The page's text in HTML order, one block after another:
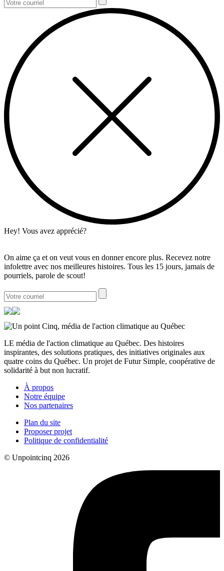
Hey! Vous avez apprécié?
On aime ça et on veut vous en donner encore plus. Recevez notre
infolettre avec nos meilleures histoires. Tous les 15 jours, jamais de
pourriels, parole de scout!
LE média de l'action climatique au Québec. Des histoires
inspirantes, des solutions pratiques, des initiatives originales aux
quatre coins du Québec. Un projet de Futur Simple, coopérative de
solidarité à but non lucratif.
À propos
Notre équipe
Nos partenaires
Plan du site
Proposer projet
Politique de confidentialité
© Unpointcinq 2026